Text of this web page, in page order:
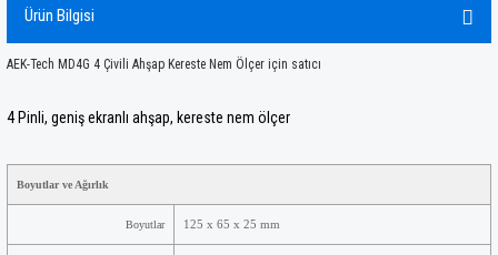
Ürün Bilgisi
AEK-Tech MD4G 4 Çivili Ahşap Kereste Nem Ölçer için satıcı
4 Pinli, geniş ekranlı ahşap, kereste nem ölçer
Boyutlar ve Ağırlık
Boyutlar 125 x 65 x 25 mm